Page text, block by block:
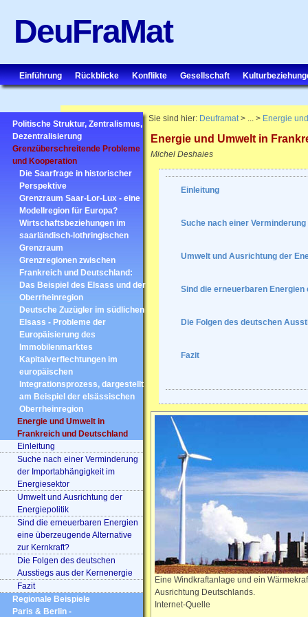
DeuFraMat
Einführung Rückblicke Konflikte Gesellschaft
Politische Struktur, Zentralismus,
Dezentralisierung
Grenzüberschreitende Probleme
und Kooperation
Die Saarfrage in historischer
Perspektive
Grenzraum Saar-Lor-Lux - eine
Modellregion für Europa?
Wirtschaftsbeziehungen im
saarländisch-lothringischen
Grenzraum
Grenzregionen zwischen
Frankreich und Deutschland:
Das Beispiel des Elsass und der
Oberrheinregion
Deutsche Zuzügler im südlichen
Elsass - Probleme der
Europäisierung des
Immobilenmarktes
Kapitalverflechtungen im
europäischen
Integrationsprozess, dargestellt
am Beispiel der elsässischen
Oberrheinregion
Energie und Umwelt in
Frankreich und Deutschland
Einleitung
Suche nach einer Verminderung
der Importabhängigkeit im
Energiesektor
Umwelt und Ausrichtung der
Energiepolitik
Sind die erneuerbaren Energien
eine überzeugende Alternative
zur Kernkraft?
Die Folgen des deutschen
Ausstiegs aus der Kernenergie
Fazit
Regionale Beispiele
Paris & Berlin -
Sie sind hier: Deuframat> ... > Energie
Energie und Umwelt in
Michel Deshaies
Einleitung
Suche nach einer
Umwelt und Ausrichtung der
Sind die erneuerbaren
Die Folgen des deutschen
Fazit
Eine Windkraftanlage und ein
Ausrichtung Deutschlands.
Internet-Quelle